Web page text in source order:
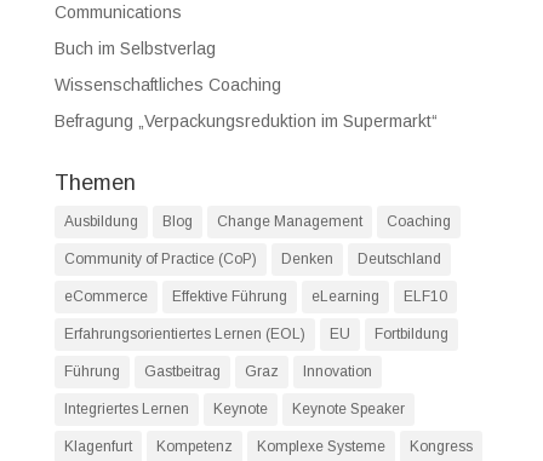
Communications
Buch im Selbstverlag
Wissenschaftliches Coaching
Befragung „Verpackungsreduktion im Supermarkt“
Themen
Ausbildung Blog Change Management Coaching
Community of Practice (CoP) Denken Deutschland
eCommerce Effektive Führung eLearning ELF10
Erfahrungsorientiertes Lernen (EOL) EU Fortbildung
Führung Gastbeitrag Graz Innovation
Integriertes Lernen Keynote Keynote Speaker
Klagenfurt Kompetenz Komplexe Systeme Kongress